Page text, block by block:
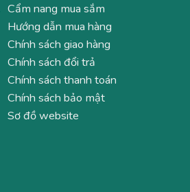
Cẩm nang mua sắm
Hướng dẫn mua hàng
Chính sách giao hàng
Chính sách đổi trả
Chính sách thanh toán
Chính sách bảo mật
Sơ đồ website